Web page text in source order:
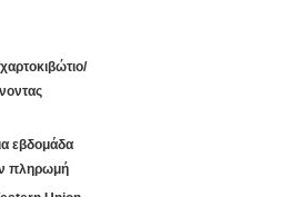
εβδομάδα
πληρωμή